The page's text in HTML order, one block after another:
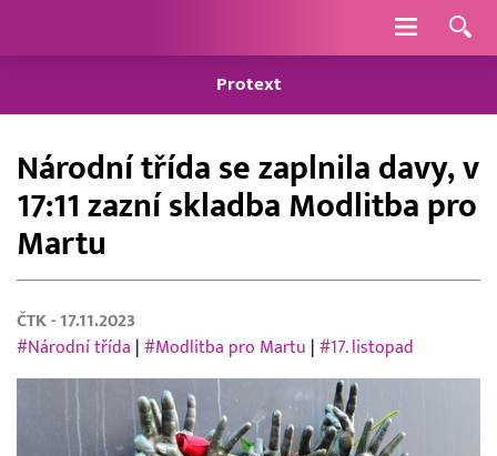
Navigace
Protext
Národní třída se zaplnila davy, v
17:11 zazní skladba Modlitba pro
Martu
ČTK - 17.11.2023
#Národní třída
#Modlitba pro Martu #17. listopad